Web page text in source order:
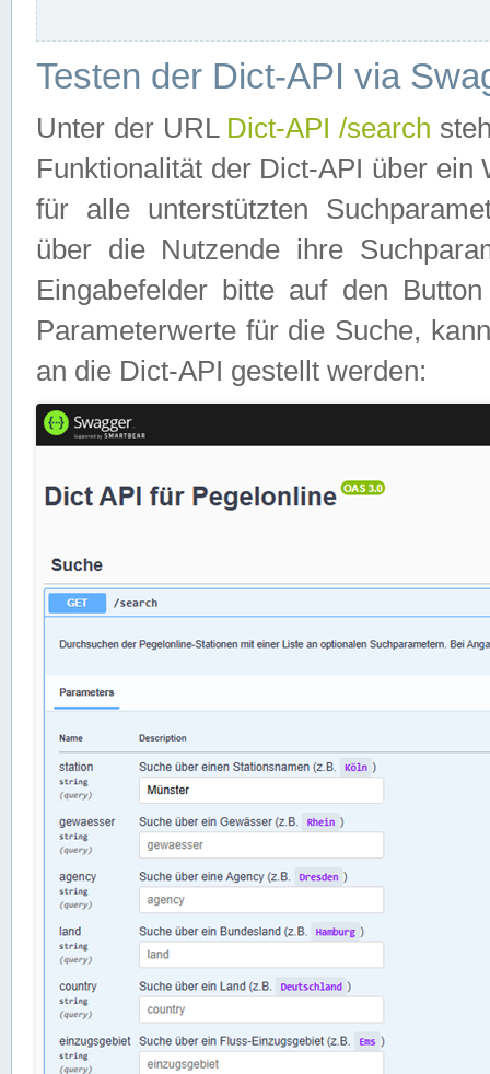
Testen der Dict-API via
Unter der URL Dict-API /search
Funktionalität der Dict-API über
für alle unterstützten
über die Nutzende ihre
Eingabefelder bitte auf den
Parameterwerte für die Suche,
an die Dict-API gestellt werden: